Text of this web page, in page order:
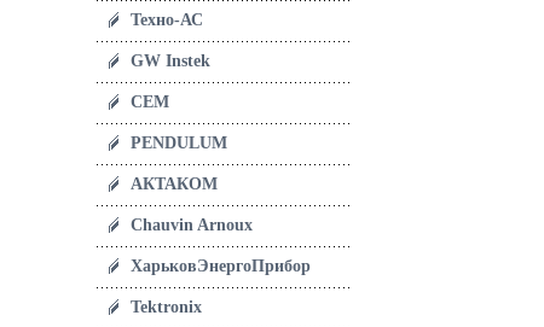
Техно-АС
GW Instek
CEM
PENDULUM
АКТАКОМ
Chauvin Arnoux
ХарьковЭнергоПрибор
Tektronix